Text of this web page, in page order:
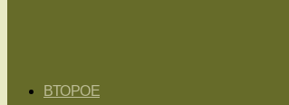
ВТОРОЕ